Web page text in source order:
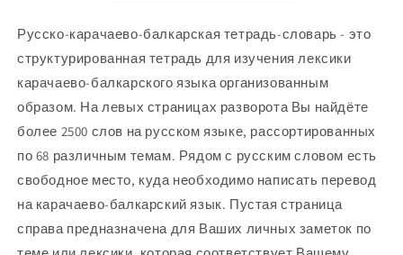
Русско-карачаево-балкарская тетрадь-словарь - это
структурированная тетрадь для изучения лексики
карачаево-балкарского языка организованным
образом. На левых страницах разворота Вы найдёте
более 2500 слов на русском языке, рассортированных
по 68 различным темам. Рядом с русским словом есть
свободное место, куда необходимо написать перевод
на карачаево-балкарский язык. Пустая страница
справа предназначена для Ваших личных заметок по